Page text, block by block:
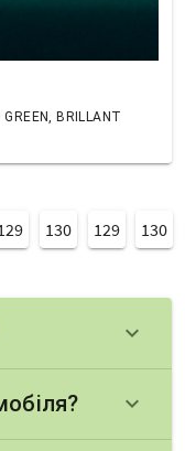
BRILLANT
130 129 130
keyboard_arrow_down
keyboard_arrow_down